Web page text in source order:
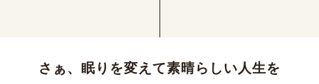
さぁ、眠りを変えて素晴らしい人生を